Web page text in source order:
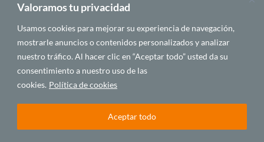
Valoramos tu privacidad
Usamos cookies para mejorar su experiencia de navegación,
mostrarle anuncios o contenidos personalizados y analizar
nuestro tráfico. Al hacer clic en “Aceptar todo” usted da su
consentimiento a nuestro uso de las
cookies. Política de cookies
Aceptar todo
ECONOMÍA Y
DESARROLLO